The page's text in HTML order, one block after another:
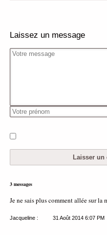
Laissez un message
3 messages
Je ne sais plus comment allée sur la
Jacqueline : 31 Août 2014 6:07 PM